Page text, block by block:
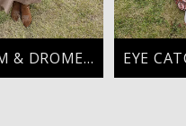
DENIM & DROMEN